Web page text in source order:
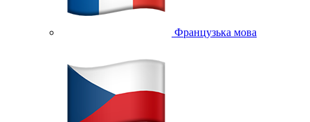
Французька мова